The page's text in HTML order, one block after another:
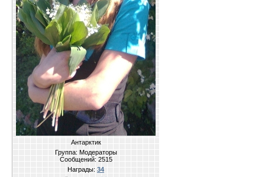
Антарктик
Группа: Модераторы
Сообщений: 2515
Награды: 34